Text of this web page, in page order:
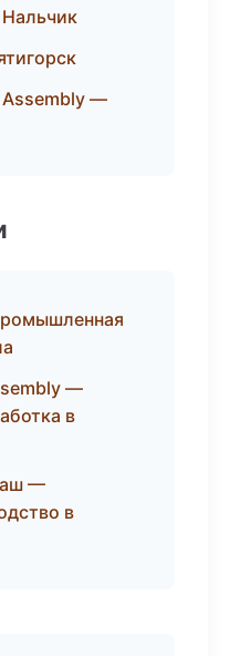
—
—
в
—
в